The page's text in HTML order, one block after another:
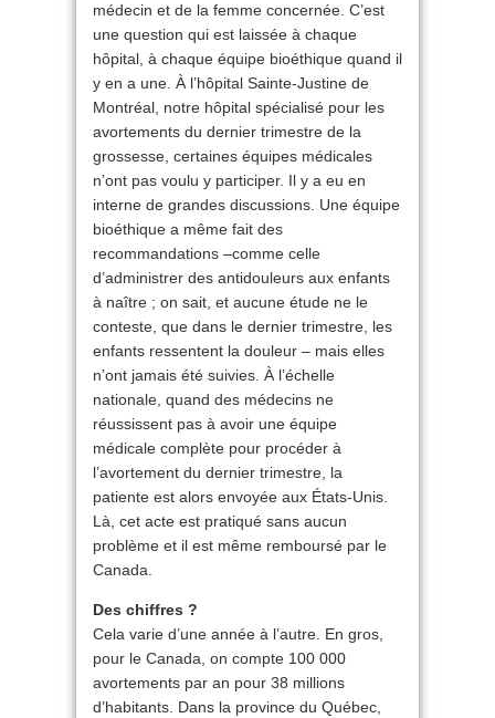
médecin et de la femme concernée. C’est
une question qui est laissée à chaque
hôpital, à chaque équipe bioéthique quand il
y en a une. À l’hôpital Sainte-Justine de
Montréal, notre hôpital spécialisé pour les
avortements du dernier trimestre de la
grossesse, certaines équipes médicales
n’ont pas voulu y participer. Il y a eu en
interne de grandes discussions. Une équipe
bioéthique a même fait des
recommandations –comme celle
d’administrer des antidouleurs aux enfants
à naître ; on sait, et aucune étude ne le
conteste, que dans le dernier trimestre, les
enfants ressentent la douleur – mais elles
n’ont jamais été suivies. À l’échelle
nationale, quand des médecins ne
réussissent pas à avoir une équipe
médicale complète pour procéder à
l’avortement du dernier trimestre, la
patiente est alors envoyée aux États-Unis.
Là, cet acte est pratiqué sans aucun
problème et il est même remboursé par le
Canada.
Des chiffres ?
Cela varie d’une année à l’autre. En gros,
pour le Canada, on compte 100 000
avortements par an pour 38 millions
d’habitants. Dans la province du Québec,